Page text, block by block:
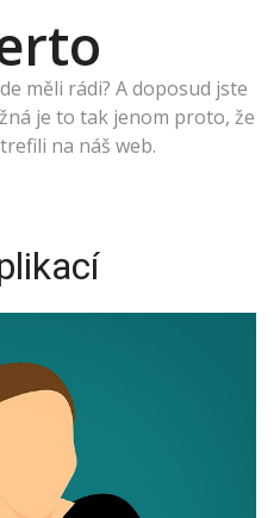
měli rádi? A doposud jste
je to tak jenom proto, že
na náš web.